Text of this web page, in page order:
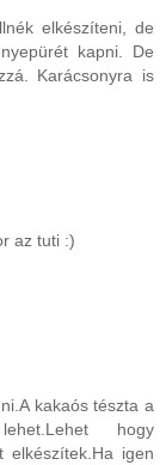
elkészíteni, de
kapni. De
Karácsonyra is
az tuti :)
kakaós tészta a
hogy
elkészítek.Ha igen